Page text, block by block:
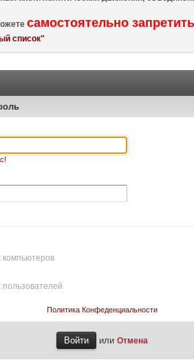
самостоятельно запретить
список"
компьютеров
пользователей
Политика Конфеденциальности
илиОтмена